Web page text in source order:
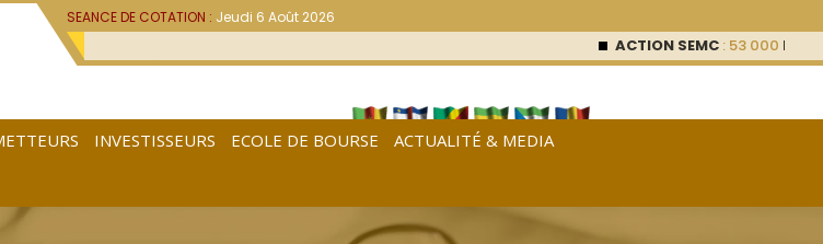
SEANCE DE COTATION : Jeudi 6 Août 2026
ACTION SEMC: 53 000FCFA (0
INVESTISSEURS ECOLE DE BOURSE
ACTUALITÉ & MEDIA